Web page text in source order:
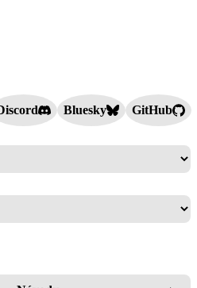
Bluesky
GitHub